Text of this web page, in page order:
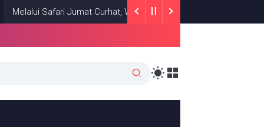
Curhat, Wakapolres Soppeng Dengar Apa Keluhan Warga